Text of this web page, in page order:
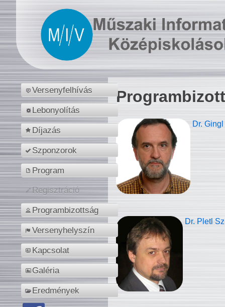
Versenyfelhívás
Lebonyolítás
Díjazás
Szponzorok
Program
Regisztráció
Programbizottság
Versenyhelyszín
Kapcsolat
Galéria
Eredmények
Dr.
Dr. Pletl